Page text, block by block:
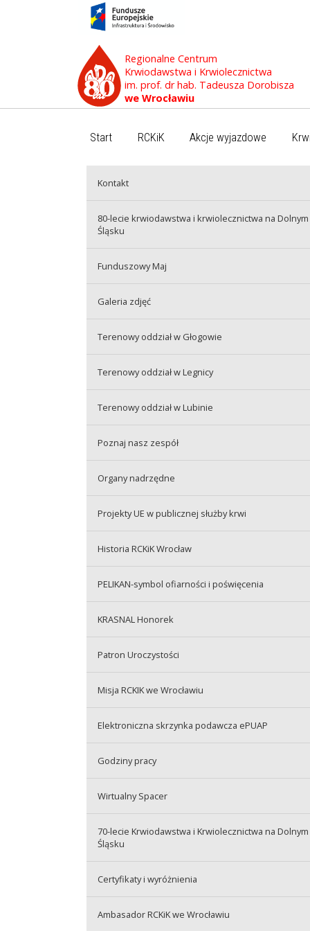
Regionalne Centrum
Krwiodawstwa i Krwiolecznictwa
im. prof. dr hab. Tadeusza Dorobisza
we Wrocławiu
Start RCKiK Akcje wyjazdowe
Kontakt
80-lecie krwiodawstwa i krwiolecznictwa na Dolnym
Śląsku
Funduszowy Maj
Galeria zdjęć
Terenowy oddział w Głogowie
Terenowy oddział w Legnicy
Terenowy oddział w Lubinie
Poznaj nasz zespół
Organy nadrzędne
Projekty UE w publicznej służby krwi
Historia RCKiK Wrocław
PELIKAN-symbol ofiarności i poświęcenia
KRASNAL Honorek
Patron Uroczystości
Misja RCKIK we Wrocławiu
Elektroniczna skrzynka podawcza ePUAP
Godziny pracy
Wirtualny Spacer
70-lecie Krwiodawstwa i Krwiolecznictwa na Dolnym
Śląsku
Certyfikaty i wyróżnienia
Ambasador RCKiK we Wrocławiu